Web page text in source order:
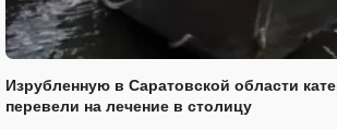
Изрубленную в Саратовской области
перевели на лечение в столицу